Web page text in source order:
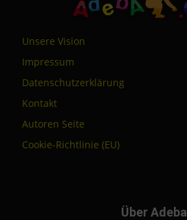
Unsere Vision
Impressum
Datenschutzerklärung
Kontakt
Autoren Seite
Cookie-Richtlinie (EU)
Über Adeba